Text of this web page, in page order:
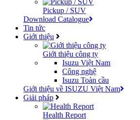
Pickup / SUV
Download Catalogue
Tin tức
Giới thiệu
Giới thiệu công ty
Isuzu Việt Nam
Công nghệ
Isuzu Toàn cầu
Giới thiệu về ISUZU Việt Nam
Giải pháp
Health Report